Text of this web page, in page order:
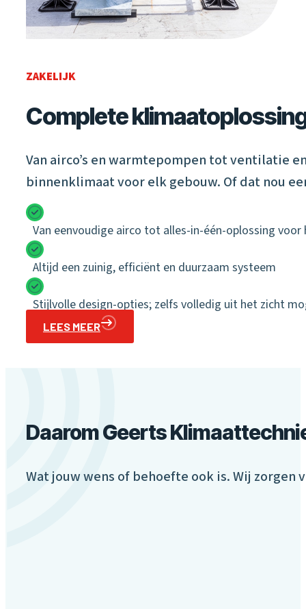
ZAKELIJK
Complete
Van airco’s en warmtepompen tot ventilatie
binnenklimaat voor elk gebouw. Of dat nou
Van eenvoudige airco tot alles-in-één-oplossing voor
Altijd een zuinig, efficiënt en duurzaam systeem
Stijlvolle design-opties; zelfs volledig uit het zicht
LEES MEER
Daarom Geerts
Wat jouw wens of behoefte ook is. Wij